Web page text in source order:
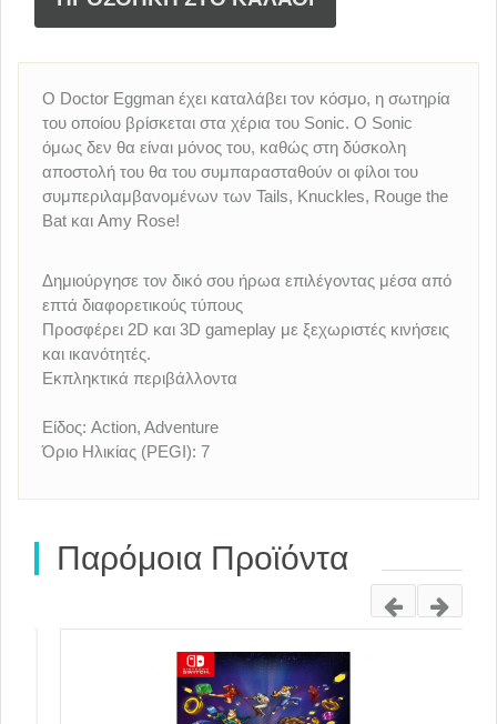
O Doctor Eggman έχει καταλάβει τον κόσμο, η σωτηρία
του οποίου βρίσκεται στα χέρια του Sonic. Ο Sonic
όμως δεν θα είναι μόνος του, καθώς στη δύσκολη
αποστολή του θα του συμπαρασταθούν οι φίλοι του
συμπεριλαμβανομένων των Tails, Knuckles, Rouge the
Bat και Amy Rose!
Δημιούργησε τον δικό σου ήρωα επιλέγοντας μέσα από
επτά διαφορετικούς τύπους
Προσφέρει 2D και 3D gameplay με ξεχωριστές κινήσεις
και ικανότητές.
Εκπληκτικά περιβάλλοντα
Είδος: Action, Adventure
Όριο Ηλικίας (PEGI): 7
Παρόμοια Προϊόντα